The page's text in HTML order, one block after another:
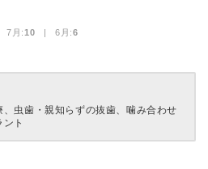
7月:10 | 6月:6
、虫歯・親知らずの抜歯、噛み合わせ
ト